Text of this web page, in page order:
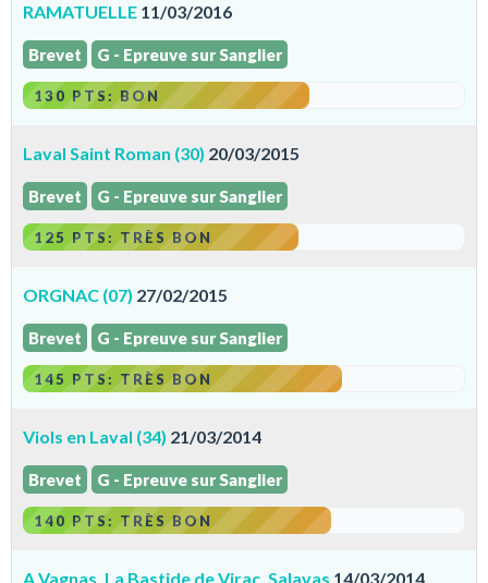
RAMATUELLE 11/03/2016
Brevet G - Epreuve sur Sanglier
130 PTS: BON
Laval Saint Roman (30) 20/03/2015
Brevet G - Epreuve sur Sanglier
125 PTS: TRÈS BON
ORGNAC (07) 27/02/2015
Brevet G - Epreuve sur Sanglier
145 PTS: TRÈS BON
Viols en Laval (34) 21/03/2014
Brevet G - Epreuve sur Sanglier
140 PTS: TRÈS BON
A Vagnas, La Bastide de Virac, Salavas 14/03/2014